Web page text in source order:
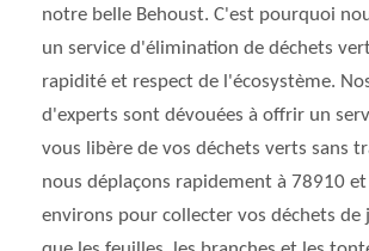
notre belle Behoust. C'est pourquoi
un service d'élimination de déchets
rapidité et respect de l'écosystème.
d'experts sont dévouées à offrir un
vous libère de vos déchets verts sans
nous déplaçons rapidement à 78910 et
environs pour collecter vos déchets de